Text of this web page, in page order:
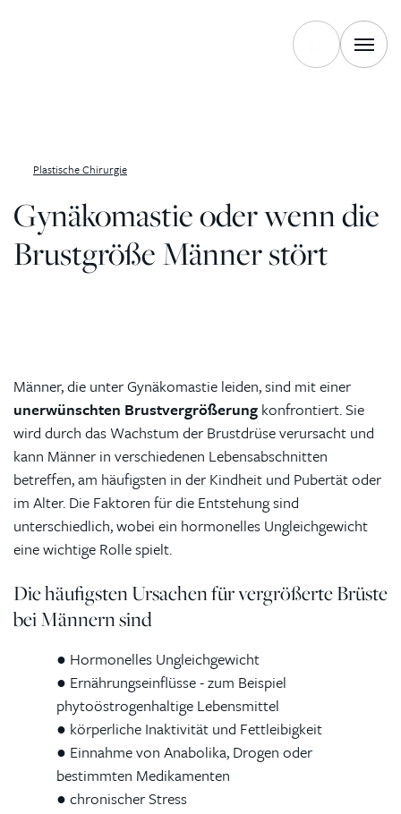
Plastische Chirurgie
Gynäkomastie oder wenn die
Brustgröße Männer stört
Männer, die unter Gynäkomastie leiden, sind mit einer
unerwünschten Brustvergrößerung konfrontiert. Sie
wird durch das Wachstum der Brustdrüse verursacht und
kann Männer in verschiedenen Lebensabschnitten
betreffen, am häufigsten in der Kindheit und Pubertät oder
im Alter. Die Faktoren für die Entstehung sind
unterschiedlich, wobei ein hormonelles Ungleichgewicht
eine wichtige Rolle spielt.
Die häufigsten Ursachen für vergrößerte Brüste
bei Männern sind
● Hormonelles Ungleichgewicht
● Ernährungseinflüsse - zum Beispiel
phytoöstrogenhaltige Lebensmittel
● körperliche Inaktivität und Fettleibigkeit
● Einnahme von Anabolika, Drogen oder
bestimmten Medikamenten
● chronischer Stress